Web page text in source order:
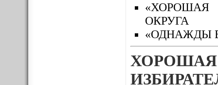
«ХОРОШАЯ
ОКРУГА
«ОДНАЖДЫ
ХОРОШАЯ